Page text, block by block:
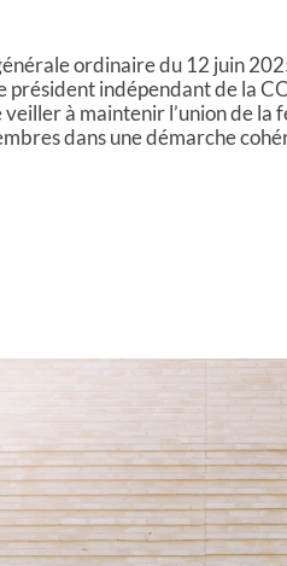
ordinaire du 12 juin
président indépendant de la
veiller à maintenir l’union de
dans une démarche